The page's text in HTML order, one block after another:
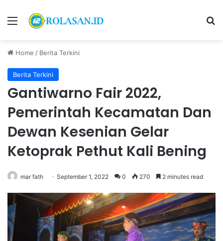
Menu
Home / Berita Terkini
Berita Terkini
Gantiwarno Fair 2022,
Pemerintah Kecamatan Dan
Dewan Kesenian Gelar
Ketoprak Pethut Kali Bening
mar fath September 1, 2022 0 270 2 minutes read